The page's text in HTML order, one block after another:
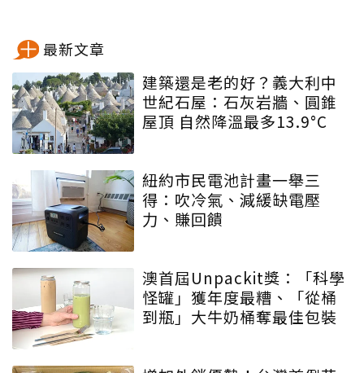
最新文章
建築還是老的好？義大利中
世紀石屋：石灰岩牆、圓錐
屋頂 自然降溫最多13.9°C
紐約市民電池計畫一舉三
得：吹冷氣、減緩缺電壓
力、賺回饋
澳首屆Unpackit獎：「科學
怪罐」獲年度最糟、「從桶
到瓶」大牛奶桶奪最佳包裝